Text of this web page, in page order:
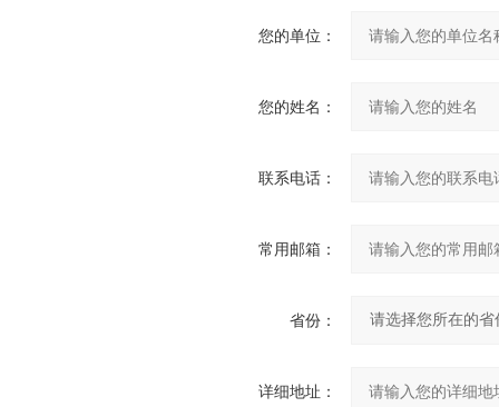
您的单位：
您的姓名：
联系电话：
常用邮箱：
省份：
详细地址：